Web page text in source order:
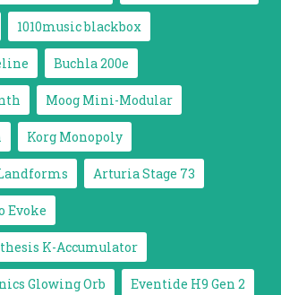
1010music blackbox
Buchla 200e
Moog Mini-Modular
Korg Monopoly
Arturia Stage 73
Evoke
K-Accumulator
Glowing Orb Eventide H9 Gen 2